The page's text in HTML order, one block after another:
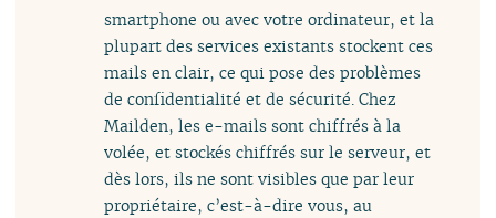
smartphone ou avec votre ordinateur, et la
plupart des services existants stockent ces
mails en clair, ce qui pose des problèmes
de confidentialité et de sécurité. Chez
Mailden, les e-mails sont chiffrés à la
volée, et stockés chiffrés sur le serveur, et
dès lors, ils ne sont visibles que par leur
propriétaire, c’est-à-dire vous, au